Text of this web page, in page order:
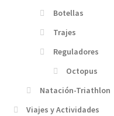
Botellas
Trajes
Reguladores
Octopus
Natación-Triathlon
Viajes y Actividades